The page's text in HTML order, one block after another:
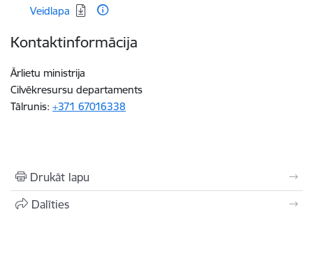
Lejupielādēt:
Veidlapa
Kontaktinformācija
Ārlietu ministrija
Cilvēkresursu departaments
Tālrunis: +371 67016338
Drukāt lapu
Dalīties